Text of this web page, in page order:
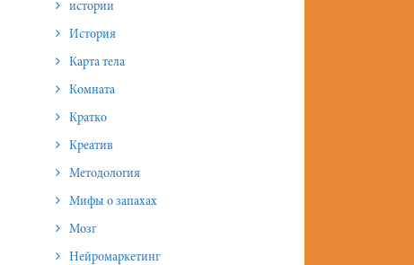
истории
История
Карта тела
Комната
Кратко
Креатив
Методология
Мифы о запахах
Мозг
Нейромаркетинг